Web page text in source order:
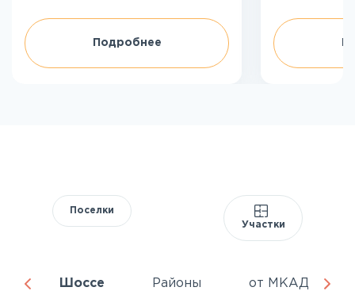
Подробнее
Поселки
Участки
Шоссе Районы от МКАД